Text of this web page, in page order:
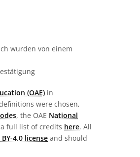
wurden von einem
(OAE) in
were chosen,
, the OAE National
full list of credits here. All
4.0 license and should